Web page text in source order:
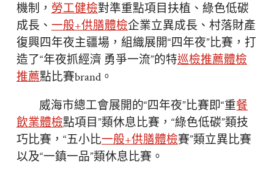
機制， 勞工健檢對準重點項目扶植、綠色低碳
成長、 一般+供膳體檢企業立異成長、村落財產
復興四年夜主疆場，組織展開“四年夜”比賽，打
造了“年夜抓經濟 勇爭一流”的特巡檢推薦體檢
推薦點比賽brand。
威海市總工會展開的“四年夜”比賽即“重餐
飲業體檢點項目”類休息比賽，“綠色低碳”類技
巧比賽，“五小比一般+供膳體檢賽”類立異比賽
以及“一鎮一品”類休息比賽。